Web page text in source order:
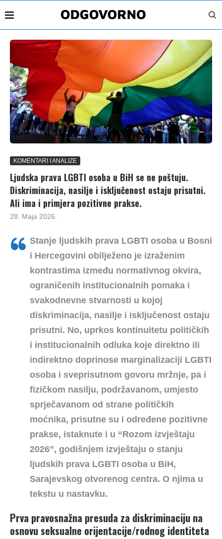
KOMENTARI I ANALIZE
Ljudska prava LGBTI osoba u BiH se ne poštuju.
Diskriminacija, nasilje i isključenost ostaju prisutni.
Ali ima i primjera pozitivne prakse.
28. Maja 2026.
Stanje ljudskih prava LGBTI osoba u Bosni
i Hercegovini obilježeno je izraženim
kontrastima između normativnog okvira,
ograničenih institucionalnih pomaka i
svakodnevne stvarnosti u kojoj
diskriminacija, nasilje i isključenost ostaju
prisutni. No, uprkos kontinuitetu političkih
i institucionalnih odluka koje direktno ili
indirektno doprinose marginalizaciji LGBTI
osoba i sveprisutnom govoru mržnje, pa i
fizičkom nasilju, podržavanom, umjesto
sprječavanom od strane političkih
moćnika, prisutne su i određene pozitivne
prakse, istaknute i u “Rozom izvještaju
2026”, godišnjem izvještaju o stanju
ljudskih prava LGBTI osoba u BiH,
Sarajevskog otvorenog centra. O njima u
tekstu u nastavku.
Prva pravosnažna presuda za diskriminaciju na
osnovu seksualne orijentacije/rodnog identiteta